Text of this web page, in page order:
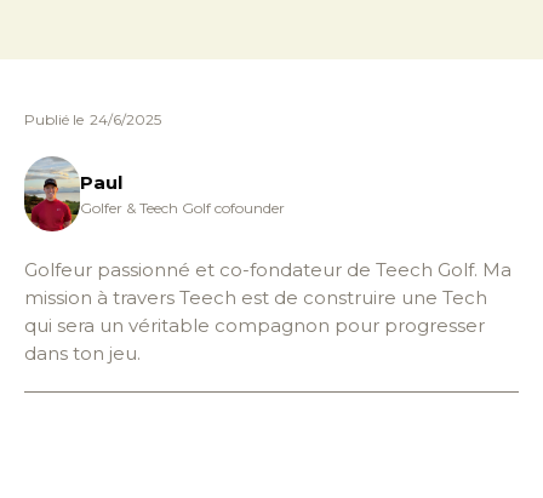
Publié le 24/6/2025
Paul
Golfer & Teech Golf cofounder
Golfeur passionné et co-fondateur de Teech Golf. Ma
mission à travers Teech est de construire une Tech
qui sera un véritable compagnon pour progresser
dans ton jeu.